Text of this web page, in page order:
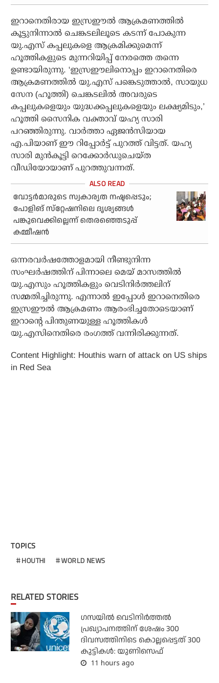
ഇറാനെതിരായ ഇസ്രഈല്‍ ആക്രമണത്തില്‍
കൂട്ടുനിന്നാല്‍ ചെങ്കടലിലൂടെ കടന്ന് പോകുന്ന
യു.എസ് കപ്പലുകളെ ആക്രമിക്കുമെന്ന്
ഹൂത്തികളുടെ മുന്നറിയിപ്പ് നേരത്തെ തന്നെ
ഉണ്ടായിരുന്നു. ‘ഇസ്രഈലിനൊപ്പം ഇറാനെതിരെ
ആക്രമണത്തില്‍ യു.എസ് പങ്കെടുത്താല്‍, സായുധ
സേന (ഹൂത്തി) ചെങ്കടലില്‍ അവരുടെ
കപ്പലുകളെയും യുദ്ധക്കപ്പലുകളെയും ലക്ഷ്യമിടും,’
ഹൂത്തി സൈനിക വക്താവ് യഹ്യ സാരി
പറഞ്ഞിരുന്നു. വാര്‍ത്താ ഏജന്‍സിയായ
എ.പിയാണ് ഈ റിപ്പോര്‍ട്ട് പുറത്ത് വിട്ടത്. യഹ്യ
സാരി മുന്‍കൂട്ടി റെക്കോര്‍ഡുചെയ്ത
വീഡിയോയാണ് പുറത്തുവന്നത്.
വോട്ടര്‍മാരുടെ സ്വകാര്യത നഷ്ടപ്പെടും;
പോളിങ് സ്‌റ്റേഷനിലെ ദൃശ്യങ്ങള്‍
പങ്കുവെക്കില്ലെന്ന് തെരഞ്ഞെടുപ്പ്
കമ്മീഷന്‍
ഒന്നരവര്‍ഷത്തോളമായി നീണ്ടുനിന്ന
സംഘര്‍ഷത്തിന് പിന്നാലെ മെയ് മാസത്തില്‍
യു.എസും ഹൂത്തികളും വെടിനിര്‍ത്തലിന്
സമ്മതിച്ചിരുന്നു. എന്നാല്‍ ഇപ്പോള്‍ ഇറാനെതിരെ
ഇസ്രഈല്‍ ആക്രമണം ആരംഭിച്ചതോടെയാണ്
ഇറാന്റെ പിന്തുണയുള്ള ഹൂത്തികള്‍
യു.എസിനെതിരെ രംഗത്ത് വന്നിരിക്കുന്നത്.
Content Highlight: Houthis warn of attack on US ships
in Red Sea
TOPICS
HOUTHI WORLD NEWS
RELATED STORIES
ഗസയില്‍ വെടിനിര്‍ത്തല്‍
പ്രഖ്യാപനത്തിന് ശേഷം 300
ദിവസത്തിനിടെ കൊല്ലപ്പെട്ടത് 300
കുട്ടികള്‍: യുണിസെഫ്
11 hours ago